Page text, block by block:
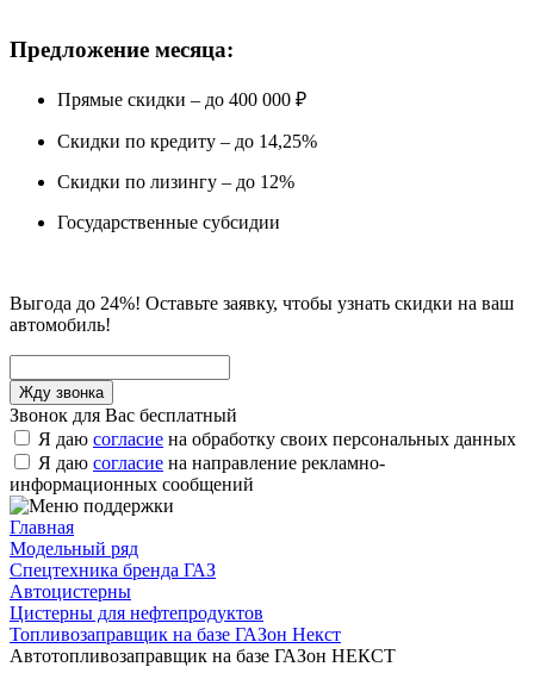
Предложение месяца:
Прямые скидки – до 400 000 ₽
Скидки по кредиту – до 14,25%
Скидки по лизингу – до 12%
Государственные субсидии
Выгода до 24%! Оставьте заявку, чтобы узнать скидки на ваш
автомобиль!
Звонок для Вас бесплатный
Я даю согласие на обработку своих персональных данных
Я даю согласие на направление рекламно-
информационных сообщений
Главная
Модельный ряд
Спецтехника бренда ГАЗ
Автоцистерны
Цистерны для нефтепродуктов
Топливозаправщик на базе ГАЗон Некст
Автотопливозаправщик на базе ГАЗон НЕКСТ